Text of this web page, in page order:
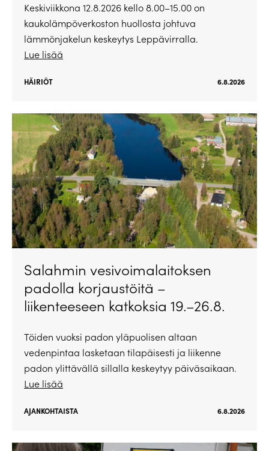
Keskiviikkona 12.8.2026 kello 8.00–15.00 on
kaukolämpöverkoston huollosta johtuva
lämmönjakelun keskeytys Leppävirralla.
Lue lisää
HÄIRIÖT 6.8.2026
Salahmin vesivoimalaitoksen
padolla korjaustöitä –
liikenteeseen katkoksia 19.–26.8.
Töiden vuoksi padon yläpuolisen altaan
vedenpintaa lasketaan tilapäisesti ja liikenne
padon ylittävällä sillalla keskeytyy päiväsaikaan.
Lue lisää
AJANKOHTAISTA 6.8.2026